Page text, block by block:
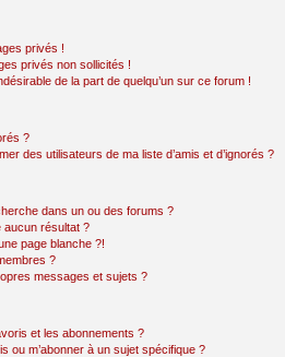
privés !
privés non sollicités !
de la part de quelqu’un sur ce forum !
?
des utilisateurs de ma liste d’amis et d’ignorés ?
dans un ou des forums ?
aucun résultat ?
page blanche ?!
?
messages et sujets ?
et les abonnements ?
ou m’abonner à un sujet spécifique ?